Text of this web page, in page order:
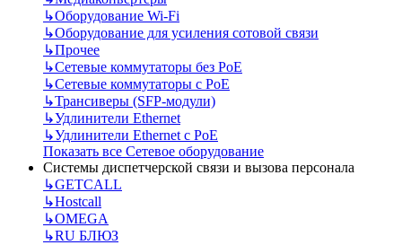
↳Оборудование Wi-Fi
↳Оборудование для усиления сотовой связи
↳Прочее
↳Сетевые коммутаторы без РоЕ
↳Сетевые коммутаторы с РоЕ
↳Трансиверы (SFP-модули)
↳Удлинители Ethernet
↳Удлинители Ethernet с PoE
Показать все Сетевое оборудование
Системы диспетчерской связи и вызова персонала
↳GETCALL
↳Hostcall
↳OMEGA
↳RU БЛЮЗ